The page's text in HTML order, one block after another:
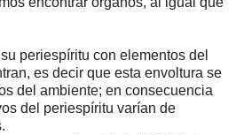
periespíritu con elementos del
es decir que esta envoltura se
del ambiente; en consecuencia
del periespíritu varían de